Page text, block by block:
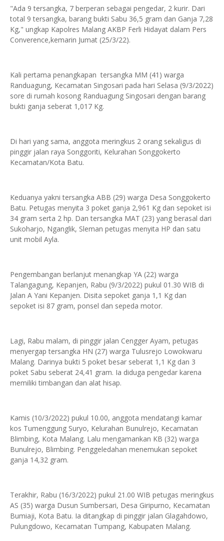
"Ada 9 tersangka, 7 berperan sebagai pengedar, 2 kurir. Dari
total 9 tersangka, barang bukti Sabu 36,5 gram dan Ganja 7,28
Kg," ungkap Kapolres Malang AKBP Ferli Hidayat dalam Pers
Converence,kemarin Jumat (25/3/22).
Kali pertama penangkapan tersangka MM (41) warga
Randuagung, Kecamatan Singosari pada hari Selasa (9/3/2022)
sore di rumah kosong Randuagung Singosari dengan barang
bukti ganja seberat 1,017 Kg.
Di hari yang sama, anggota meringkus 2 orang sekaligus di
pinggir jalan raya Songgoriti, Kelurahan Songgokerto
Kecamatan/Kota Batu.
Keduanya yakni tersangka ABB (29) warga Desa Songgokerto
Batu. Petugas menyita 3 poket ganja 2,961 Kg dan sepoket isi
34 gram serta 2 hp. Dan tersangka MAT (23) yang berasal dari
Sukoharjo, Nganglik, Sleman petugas menyita HP dan satu
unit mobil Ayla.
Pengembangan berlanjut menangkap YA (22) warga
Talangagung, Kepanjen, Rabu (9/3/2022) pukul 01.30 WIB di
Jalan A Yani Kepanjen. Disita sepoket ganja 1,1 Kg dan
sepoket isi 87 gram, ponsel dan sepeda motor.
Lagi, Rabu malam, di pinggir jalan Cengger Ayam, petugas
menyergap tersangka HN (27) warga Tulusrejo Lowokwaru
Malang. Darinya bukti 5 poket besar seberat 1,1 Kg dan 3
poket Sabu seberat 24,41 gram. Ia diduga pengedar karena
memiliki timbangan dan alat hisap.
Kamis (10/3/2022) pukul 10.00, anggota mendatangi kamar
kos Tumenggung Suryo, Kelurahan Bunulrejo, Kecamatan
Blimbing, Kota Malang. Lalu mengamankan KB (32) warga
Bunulrejo, Blimbing. Penggeledahan menemukan sepoket
ganja 14,32 gram.
Terakhir, Rabu (16/3/2022) pukul 21.00 WIB petugas meringkus
AS (35) warga Dusun Sumbersari, Desa Giripurno, Kecamatan
Bumiaji, Kota Batu. Ia ditangkap di pinggir jalan Glagahdowo,
Pulungdowo, Kecamatan Tumpang, Kabupaten Malang.